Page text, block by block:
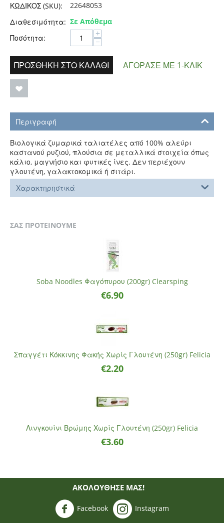
ΚΩΔΙΚΟΣ (SKU):
22648053
Διαθεσιμότητα: Σε Απόθεμα
Ποσότητα:
+
−
ΠΡΟΣΘΉΚΗ ΣΤΟ ΚΑΛΆΘΙ ΑΓΌΡΑΣΕ ΜΕ 1-ΚΛΙΚ
Περιγραφή
Βιολογικά ζυμαρικά ταλιατέλες από 100% αλεύρι
καστανού ρυζιού, πλούσια σε μεταλλικά στοιχεία όπως
κάλιο, μαγνήσιο και φυτικές ίνες. Δεν περιέχουν
γλουτένη, γαλακτοκομικά ή σιτάρι.
Χαρακτηρηστικά
ΣΑΣ ΠΡΟΤΕΙΝΟΥΜΕ
Soba Noodles Φαγόπυρου (200gr) Clearsping
€6.90
Σπαγγέτι Κόκκινης Φακής Χωρίς Γλουτένη (250gr) Felicia
€2.20
Λινγκουίνι Βρώμης Χωρίς Γλουτένη (250gr) Felicia
€3.60
ΑΚΟΛΟΥΘΗΣΈ ΜΑΣ!
Facebook Instagram